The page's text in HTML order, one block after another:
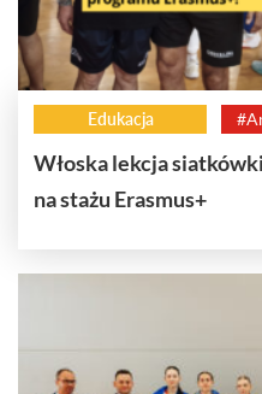
Edukacja
Włoska lekcja
na stażu Erasmus+